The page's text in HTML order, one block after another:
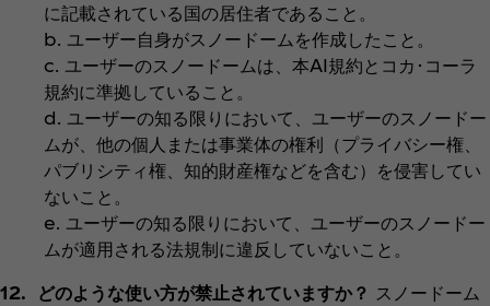
に記載されている国の居住者であること。
b. ユーザー自身がスノードームを作成したこと。
c. ユーザーのスノードームは、本AI規約とコカ･コーラ
規約に準拠していること。
d. ユーザーの知る限りにおいて、ユーザーのスノードー
ムが、他の個人または事業体の権利（プライバシー権、
パブリシティ権、知的財産権などを含む）を侵害してい
ないこと。
e. ユーザーの知る限りにおいて、ユーザーのスノードー
ムが適用される法規制に違反していないこと。
12. どのような使い方が禁止されていますか？ スノードーム